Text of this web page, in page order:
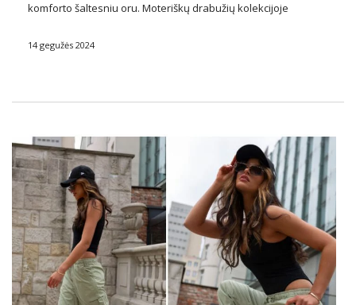
komforto šaltesniu oru. Moteriškų drabužių kolekcijoje
pasirinkimą, kurie džiugina aukšta konstrukcijos kokybe ir
14 gegužės 2024